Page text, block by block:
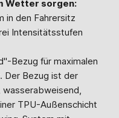
Wetter sorgen:
in den Fahrersitz
Intensitätsstufen
Bezug für maximalen
Der Bezug ist der
TPU-Außenschicht